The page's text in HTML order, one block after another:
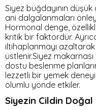
Siyez buğdayının
ani dalgalanmaları
Hormonal denge,
kritik bir faktördür.
iltihaplanmayı
üstlenir.Siyez
dostu beslenme
lezzetli bir yemek
olumlu yönde etkiler.
Siyezin Cildin Doğal